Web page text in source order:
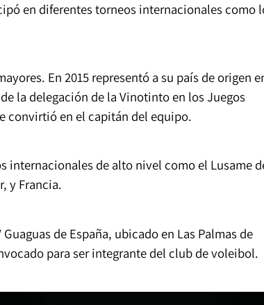
en diferentes torneos internacionales como
En 2015 representó a su país de origen
la delegación de la Vinotinto en los Juegos
convirtió en el capitán del equipo.
de alto nivel como el Lusame
y Francia.
de España, ubicado en Las Palmas de
para ser integrante del club de voleibol.